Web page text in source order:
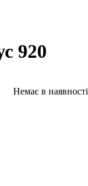
920
Немає в наявності